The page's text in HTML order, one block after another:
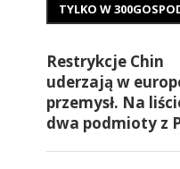
TYLKO W
Restrykcje Chin
uderzają w
przemysł. Na
dwa podmioty z